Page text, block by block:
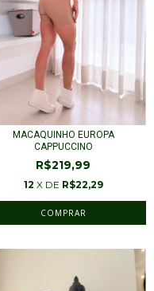
MACAQUINHO EUROPA
CAPPUCCINO
R$219,99
12 X DE R$22,29
COMPRAR